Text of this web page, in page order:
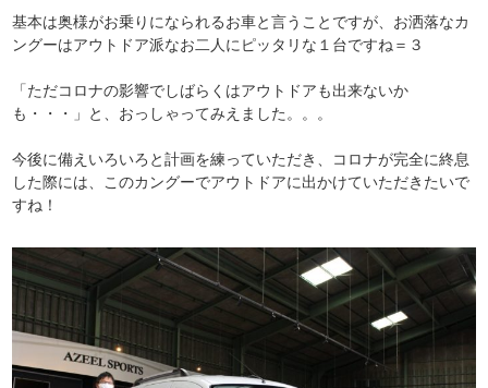
基本は奥様がお乗りになられるお車と言うことですが、お洒落なカ
ングーはアウトドア派なお二人にピッタリな１台ですね＝３
「ただコロナの影響でしばらくはアウトドアも出来ないか
も・・・」と、おっしゃってみえました。。。
今後に備えいろいろと計画を練っていただき、コロナが完全に終息
した際には、このカングーでアウトドアに出かけていただきたいで
すね！